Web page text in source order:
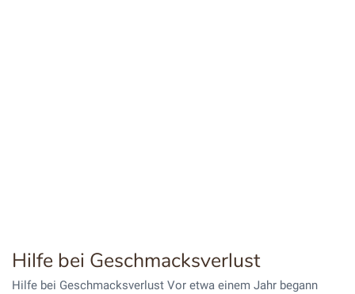
Hilfe bei Geschmacksverlust
Hilfe bei Geschmacksverlust Vor etwa einem Jahr begann